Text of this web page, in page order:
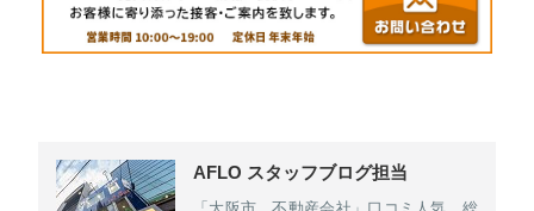
AFLO スタッフブログ担当